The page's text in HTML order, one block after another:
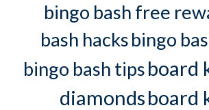
bingo bash free
bash hacksbingo
bingo bash tipsboard
diamondsboard